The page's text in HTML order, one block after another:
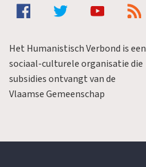
Het Humanistisch Verbond is een
sociaal-culturele organisatie die
subsidies ontvangt van de
Vlaamse Gemeenschap